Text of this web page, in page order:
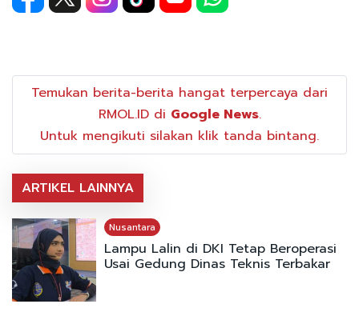
Temukan berita-berita hangat terpercaya dari
RMOL.ID di Google News.
Untuk mengikuti silakan klik tanda bintang.
ARTIKEL LAINNYA
Nusantara
Lampu Lalin di DKI Tetap Beroperasi
Usai Gedung Dinas Teknis Terbakar